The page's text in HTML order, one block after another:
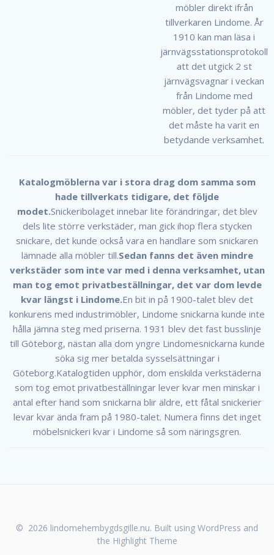
möbler direkt ifrån
tillverkaren Lindome. År
1910 kan man läsa i
järnvägsstationsprotokoll
att det utgick 2 st
järnvägsvagnar i veckan
från Lindome med
möbler, det tyder på att
det måste ha varit en
betydande verksamhet.
Katalogmöblerna var i stora drag dom samma som
hade tillverkats tidigare, det följde
modet.Snickeribolaget innebar lite förändringar, det blev
dels lite större verkstäder, man gick ihop flera stycken
snickare, det kunde också vara en handlare som snickaren
lämnade alla möbler till.Sedan fanns det även mindre
verkstäder som inte var med i denna verksamhet, utan
man tog emot privatbeställningar, det var dom levde
kvar längst i Lindome.En bit in på 1900-talet blev det
konkurens med industrimöbler, Lindome snickarna kunde inte
hålla jämna steg med priserna. 1931 blev det fast busslinje
till Göteborg, nästan alla dom yngre Lindomesnickarna kunde
söka sig mer betalda sysselsättningar i
Göteborg.Katalogtiden upphör, dom enskilda verkstäderna
som tog emot privatbeställningar lever kvar men minskar i
antal efter hand som snickarna blir äldre, ett fåtal snickerier
levar kvar ända fram på 1980-talet. Numera finns det inget
möbelsnickeri kvar i Lindome så som näringsgren.
© 2026 lindomehembygdsgille.nu. Built using WordPress and
the Highlight Theme